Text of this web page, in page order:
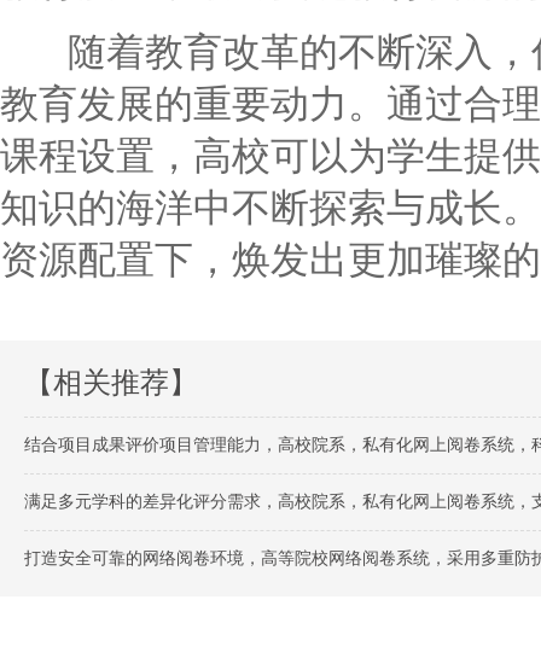
随着教育改革的不断深入，
教育发展的重要动力。通过合
课程设置，高校可以为学生提
知识的海洋中不断探索与成长
资源配置下，焕发出更加璀璨
【相关推荐】
结合项目成果评价项目管理能力，高校院系，私有化网上阅卷系统
满足多元学科的差异化评分需求，高校院系，私有化网上阅卷系统
打造安全可靠的网络阅卷环境，高等院校网络阅卷系统，采用多重防